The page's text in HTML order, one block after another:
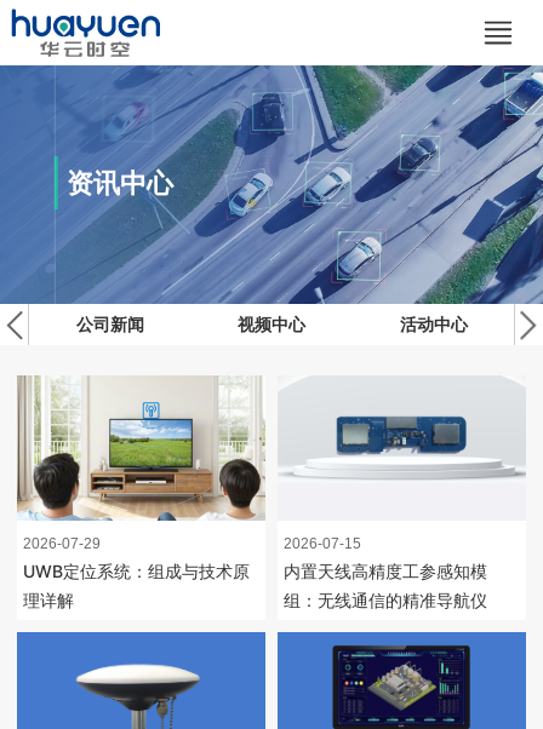
资讯中心
公司新闻 视频中心 活动中心
2026-07-29
UWB定位系统：组成与技术原
理详解
2026-07-15
内置天线高精度工参感知模
组：无线通信的精准导航仪